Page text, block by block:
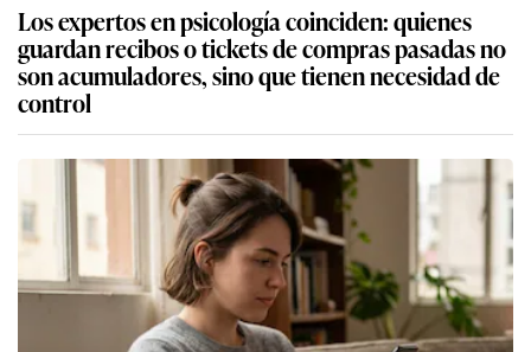
Los expertos en psicología coinciden: quienes
guardan recibos o tickets de compras pasadas no
son acumuladores, sino que tienen necesidad de
control